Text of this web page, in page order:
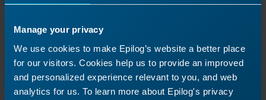
Manage your privacy
We use cookies to make Epilog’s website a better place
for our visitors. Cookies help us to provide an improved
and personalized experience relevant to you, and web
analytics for us. To learn more about Epilog's privacy